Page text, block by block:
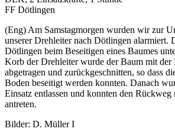
FF Dötlingen
(Eng) Am Samstagmorgen wurden wir zur
unserer Drehleiter nach Dötlingen alarmiert.
Dötlingen beim Beseitigen eines Baumes
Korb der Drehleiter wurde der Baum mit der
abgetragen und zurückgeschnitten, so dass
Boden beseitigt werden konnten. Danach
Einsatz entlassen und konnten den Rückweg
antreten.
Bilder: D. Müller I